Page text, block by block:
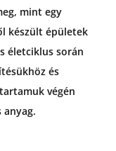
mint egy
készült épületek
életciklus során
és
végén